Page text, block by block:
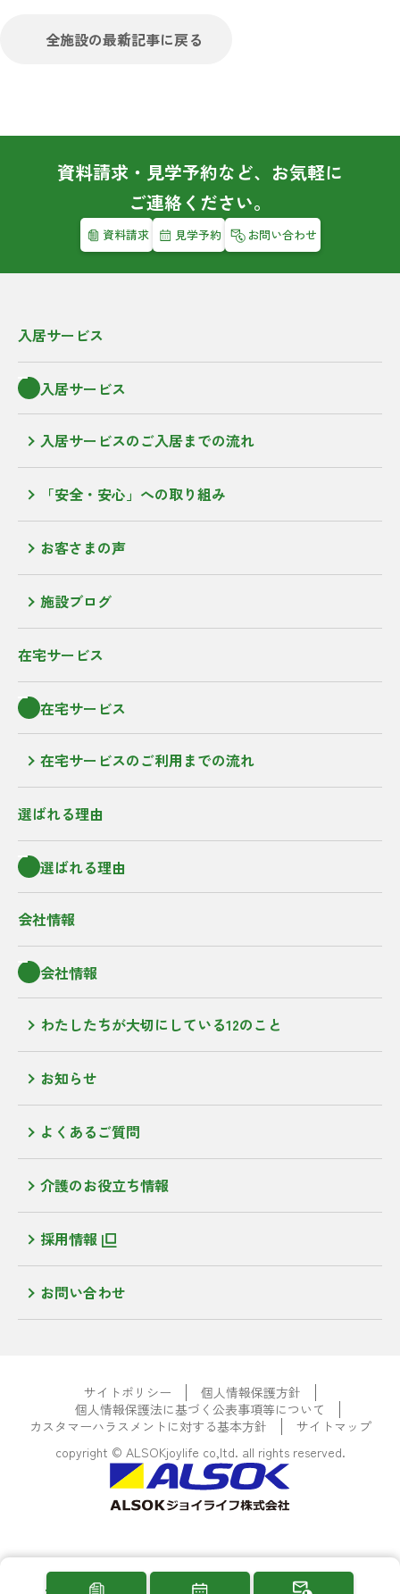
全施設の最新記事に戻る
資料請求・見学予約など、お気軽に
ご連絡ください。
資料請求 見学予約 お問い合わせ
入居サービス
入居サービス
入居サービスのご入居までの流れ
「安全・安心」への取り組み
お客さまの声
施設ブログ
在宅サービス
在宅サービス
在宅サービスのご利用までの流れ
選ばれる理由
選ばれる理由
会社情報
会社情報
わたしたちが大切にしている12のこと
お知らせ
よくあるご質問
介護のお役立ち情報
採用情報
お問い合わせ
サイトポリシー
個人情報保護方針
個人情報保護法に基づく公表事項等について
カスタマーハラスメントに対する基本方針
サイトマップ
copyright © ALSOKjoylife co,ltd. all rights reserved.